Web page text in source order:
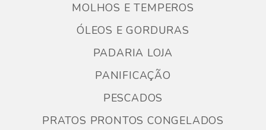
MOLHOS E TEMPEROS
ÓLEOS E GORDURAS
PADARIA LOJA
PANIFICAÇÃO
PESCADOS
PRATOS PRONTOS CONGELADOS